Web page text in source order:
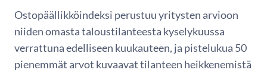
Ostopäällikköindeksi perustuu yritysten arvioon
niiden omasta taloustilanteesta kyselykuussa
verrattuna edelliseen kuukauteen, ja pistelukua 50
pienemmät arvot kuvaavat tilanteen heikkenemistä